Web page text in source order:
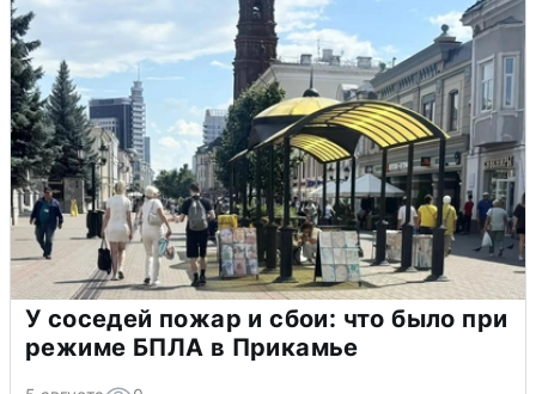
У соседей пожар и сбои: что было при
режиме БПЛА в Прикамье